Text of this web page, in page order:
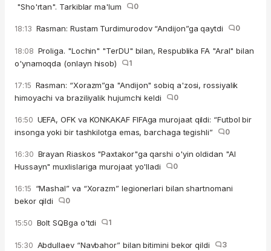
"Sho'rtan". Tarkiblar ma'lum
0
18:13 Rasman: Rustam Turdimurodov “Andijon”ga qaytdi 0
18:08 Proliga. "Lochin" "TerDU" bilan, Respublika FA "Aral" bilan
o'ynamoqda (onlayn hisob)
1
17:15 Rasman: “Xorazm”ga "Andijon" sobiq a'zosi, rossiyalik
himoyachi va braziliyalik hujumchi keldi
0
16:50 UEFA, OFK va KONKAKAF FIFAga murojaat qildi: “Futbol bir
insonga yoki bir tashkilotga emas, barchaga tegishli”
0
16:30 Brayan Riaskos "Paxtakor"ga qarshi o'yin oldidan "Al
Hussayn" muxlislariga murojaat yo'lladi
0
16:15 “Mashal” va “Xorazm” legionerlari bilan shartnomani
bekor qildi
0
15:50 Bolt SQBga o'tdi 1
15:30 Abdullaev “Navbahor” bilan bitimini bekor qildi 3